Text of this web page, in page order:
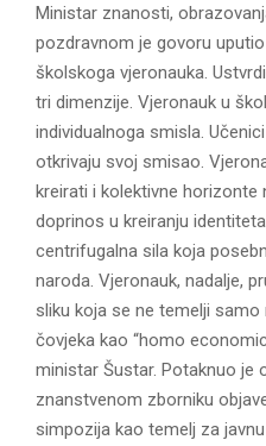
Ministar znanosti,
pozdravnom je govoru
školskoga vjeronauka.
tri dimenzije. Vjeronauk u
individualnoga smisla.
otkrivaju svoj smisao.
kreirati i kolektivne horizonte
doprinos u kreiranju
centrifugalna sila koja
naroda. Vjeronauk, nadalje,
sliku koja se ne temelji samo
čovjeka kao “homo
ministar Šustar. Potaknuo je
znanstvenom zborniku
simpozija kao temelj za